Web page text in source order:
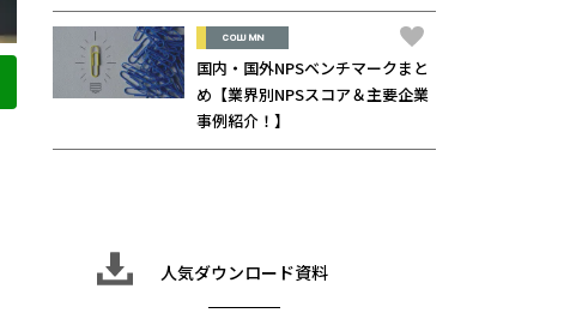
COLUMN
国内・国外NPSベンチマークまと
め【業界別NPSスコア＆主要企業
事例紹介！】
人気ダウンロード資料